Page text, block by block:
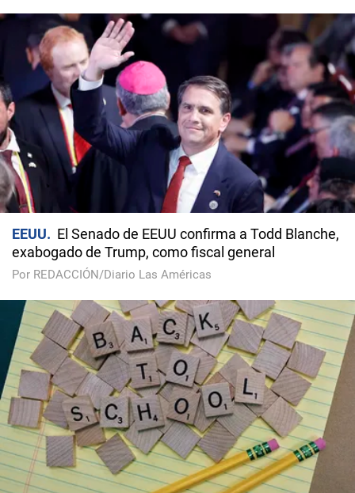
EEUU
El Senado de EEUU confirma a Todd Blanche,
exabogado de Trump, como fiscal general
Por REDACCIÓN/Diario Las Américas